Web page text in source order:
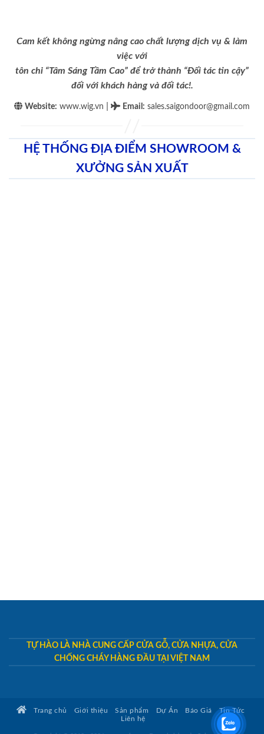
Cam kết không ngừng nâng cao chất lượng dịch vụ & làm
việc với
tôn chỉ “Tâm Sáng Tầm Cao” để trở thành “Đối tác tin cậy”
đối với khách hàng và đối tác!.
Website: www.wig.vn Email : sales.saigondoor@gmail.com
HỆ THỐNG ĐỊA ĐIỂM SHOWROOM &
XƯỞNG SẢN XUẤT
TỰ HÀO LÀ NHÀ CUNG CẤP CỬA GỖ, CỬA NHỰA, CỬA
CHỐNG CHÁY HÀNG ĐẦU TẠI VIỆT NAM
Trang chủ Giới thiệu Sản phẩm Dự Án Báo Giá
Tin Tức
Liên hệ